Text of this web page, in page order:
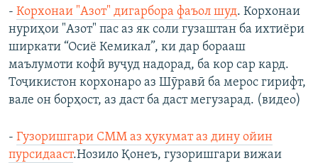
- Корхонаи "Азот" дигарбора фаъол шуд.​ Корхонаи
нуриҳои "Азот" пас аз як соли гузаштан ба ихтиёри
ширкати “Осиё Кемикал”, ки дар борааш
маълумоти кофӣ вуҷуд надорад, ба кор сар кард.
Тоҷикистон корхонаро аз Шӯравӣ ба мерос гирифт,
вале он борҳост, аз даст ба даст мегузарад. (видео)
- Гузоришгари СММ аз ҳукумат аз дину ойин
пурсидааст.​Нозило Қонеъ, гузоришгари вижаи